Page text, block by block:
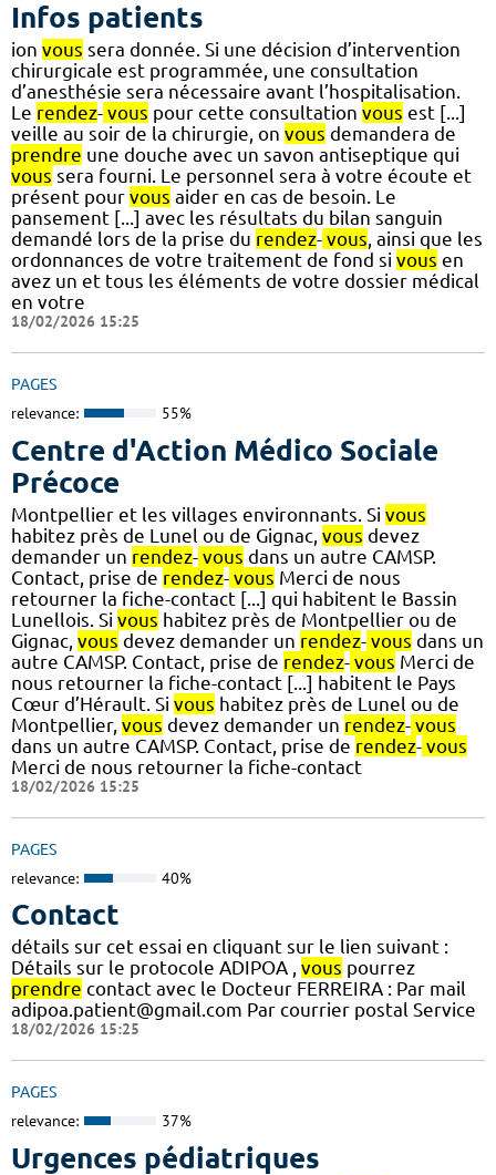
Infos patients
ion vous sera donnée. Si une décision d’intervention
chirurgicale est programmée, une consultation
d’anesthésie sera nécessaire avant l’hospitalisation.
Le rendez- vous pour cette consultation vous est [...]
veille au soir de la chirurgie, on vous demandera de
prendre une douche avec un savon antiseptique qui
vous sera fourni. Le personnel sera à votre écoute et
présent pour vous aider en cas de besoin. Le
pansement [...] avec les résultats du bilan sanguin
demandé lors de la prise du rendez- vous, ainsi que les
ordonnances de votre traitement de fond si vous en
avez un et tous les éléments de votre dossier médical
en votre
18/02/2026 15:25
PAGES
relevance: 55%
Centre d'Action Médico Sociale
Précoce
Montpellier et les villages environnants. Si vous
habitez près de Lunel ou de Gignac, vous devez
demander un rendez- vous dans un autre CAMSP.
Contact, prise de rendez- vous Merci de nous
retourner la fiche-contact [...] qui habitent le Bassin
Lunellois. Si vous habitez près de Montpellier ou de
Gignac, vous devez demander un rendez- vous dans un
autre CAMSP. Contact, prise de rendez- vous Merci de
nous retourner la fiche-contact [...] habitent le Pays
Cœur d’Hérault. Si vous habitez près de Lunel ou de
Montpellier, vous devez demander un rendez- vous
dans un autre CAMSP. Contact, prise de rendez- vous
Merci de nous retourner la fiche-contact
18/02/2026 15:25
PAGES
relevance: 40%
Contact
détails sur cet essai en cliquant sur le lien suivant :
Détails sur le protocole ADIPOA , vous pourrez
prendre contact avec le Docteur FERREIRA : Par mail
adipoa.patient@gmail.com Par courrier postal Service
18/02/2026 15:25
PAGES
relevance: 37%
Urgences pédiatriques